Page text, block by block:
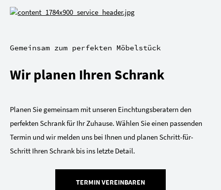
Gemeinsam zum perfekten Möbelstück
Wir planen Ihren Schrank
Planen Sie gemeinsam mit unseren Einchtungsberatern den
perfekten Schrank für Ihr Zuhause. Wählen Sie einen passenden
Termin und wir melden uns bei Ihnen und planen Schritt-für-
Schritt Ihren Schrank bis ins letzte Detail.
TERMIN VEREINBAREN